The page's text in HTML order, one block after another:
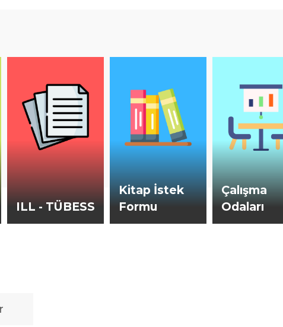
ILL - TÜBESS
Kitap İstek
Formu
Çalışma
Odaları